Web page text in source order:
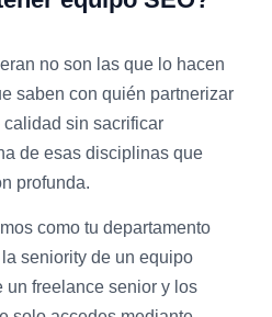
no son las que lo hacen
saben con quién partnerizar
sin sacrificar
de esas disciplinas que
profunda.
como tu departamento
seniority de un equipo
un freelance senior y los